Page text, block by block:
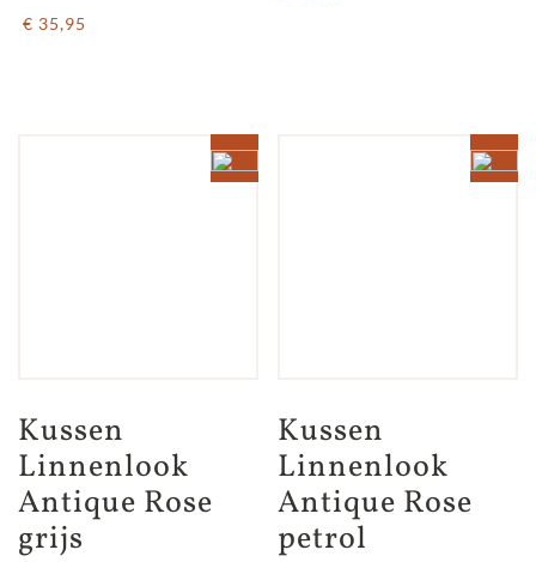
€ 35,95
Kussen
Linnenlook
Antique Rose
grijs
Kussen
Linnenlook
Antique Rose
petrol